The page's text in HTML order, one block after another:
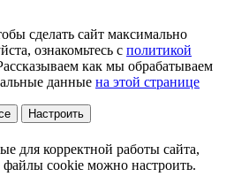
сделать сайт максимально
ознакомьтесь с политикой
как мы обрабатываем
данные на этой странице
Настроить
для корректной работы сайта,
cookie можно настроить.